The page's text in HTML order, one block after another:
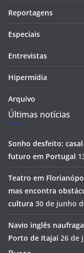
Reportagens
Especiais
Entrevistas
Hipermídia
Arquivo
Últimas notícias
Sonho desfeito:
futuro em Portugal
Teatro em
mas encontra
cultura 30 de junho
Navio inglês
Porto de Itajaí 26 de